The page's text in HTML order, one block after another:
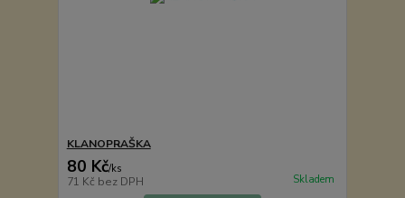
KLANOPRAŠKA
80 Kč/ks
71 Kč bez DPH Skladem